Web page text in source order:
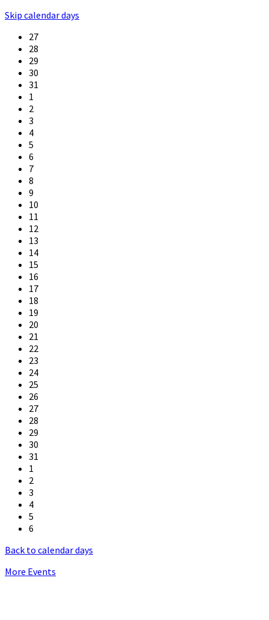
Skip calendar days
27
28
29
30
31
1
2
3
4
5
6
7
8
9
10
11
12
13
14
15
16
17
18
19
20
21
22
23
24
25
26
27
28
29
30
31
1
2
3
4
5
6
Back to calendar days
More Events